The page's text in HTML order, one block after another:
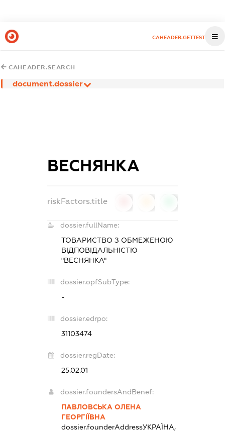
CAHEADER.GETTEST
CAHEADER.SEARCH
document.dossier
ВЕСНЯНКА
riskFactors.title
dossier.fullName:
ТОВАРИСТВО З ОБМЕЖЕНОЮ
ВІДПОВІДАЛЬНІСТЮ
"ВЕСНЯНКА"
dossier.opfSubType:
-
dossier.edrpo:
31103474
dossier.regDate:
25.02.01
dossier.foundersAndBenef:
ПАВЛОВСЬКА ОЛЕНА
ГЕОРГІЇВНА
dossier.founderAddressУКРАЇНА,